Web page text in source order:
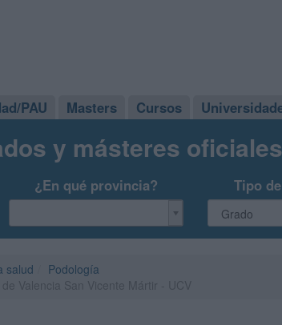
PAU Masters Cursos
y másteres
¿En qué provincia? Tipo
salud
Podología